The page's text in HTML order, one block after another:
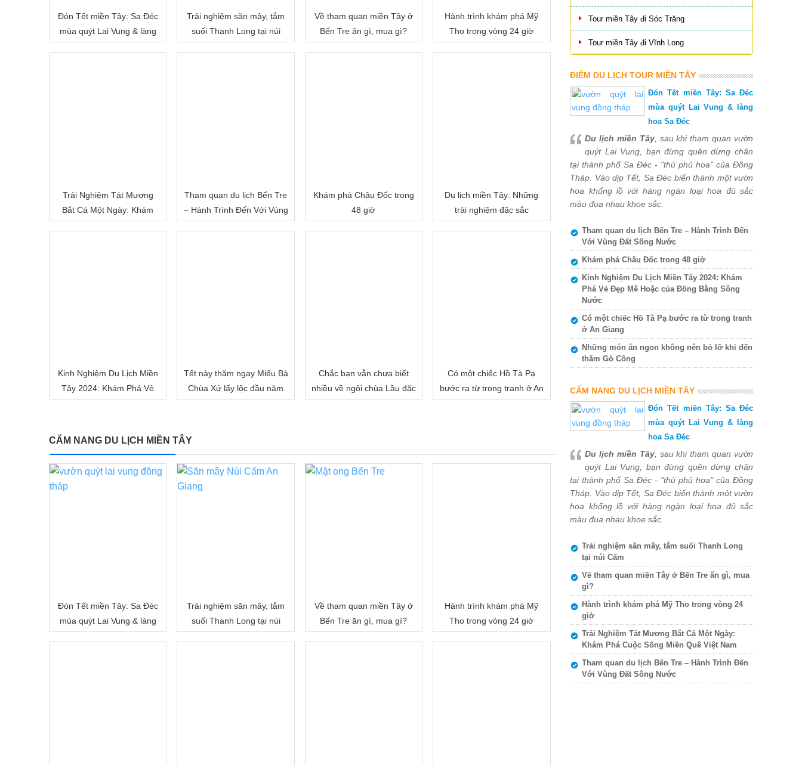
Đón Tết miền Tây: Sa Đéc
mùa quýt Lai Vung & làng
Trải nghiệm săn mây, tắm
suối Thanh Long tại núi
Về tham quan miền Tây ở
Bến Tre ăn gì, mua gì?
Hành trình khám phá Mỹ
Tho trong vòng 24 giờ
Trải Nghiệm Tát Mương
Bắt Cá Một Ngày: Khám
Tham quan du lịch Bến Tre
– Hành Trình Đến Với Vùng
Khám phá Châu Đốc trong
48 giờ
Du lịch miền Tây: Những
trải nghiệm đặc sắc
Kinh Nghiệm Du Lịch Miền
Tây 2024: Khám Phá Vẻ
Tết này thăm ngay Miếu Bà
Chùa Xứ lấy lộc đầu năm
Chắc bạn vẫn chưa biết
nhiều về ngôi chùa Lầu đặc
Có một chiếc Hồ Tà Pạ
bước ra từ trong tranh ở An
CẨM NANG DU LỊCH MIỀN TÂY
Đón Tết miền Tây: Sa Đéc
mùa quýt Lai Vung & làng
Trải nghiệm săn mây, tắm
suối Thanh Long tại núi
Về tham quan miền Tây ở
Bến Tre ăn gì, mua gì?
Hành trình khám phá Mỹ
Tho trong vòng 24 giờ
Tour miền Tây đi Sóc Trăng
Tour miền Tây đi Vĩnh Long
ĐIỂM DU LỊCH TOUR MIỀN TÂY
Đón Tết miền Tây: Sa Đéc
mùa quýt Lai Vung & làng
hoa Sa Đéc
Du lịch miền Tây, sau khi tham quan vườn
quýt Lai Vung, bạn đừng quên dừng chân
tại thành phố Sa Đéc - "thủ phủ hoa" của Đồng
Tháp. Vào dịp Tết, Sa Đéc biến thành một vườn
hoa khổng lồ với hàng ngàn loại hoa đủ sắc
màu đua nhau khoe sắc.
Tham quan du lịch Bến Tre – Hành Trình Đến
Với Vùng Đất Sông Nước
Khám phá Châu Đốc trong 48 giờ
Kinh Nghiệm Du Lịch Miền Tây 2024: Khám
Phá Vẻ Đẹp Mê Hoặc của Đồng Bằng Sông
Nước
Có một chiếc Hồ Tà Pạ bước ra từ trong tranh
ở An Giang
Những món ăn ngon không nên bỏ lỡ khi đến
thăm Gò Công
CẨM NANG DU LỊCH MIỀN TÂY
Đón Tết miền Tây: Sa Đéc
mùa quýt Lai Vung & làng
hoa Sa Đéc
Du lịch miền Tây, sau khi tham quan vườn
quýt Lai Vung, bạn đừng quên dừng chân
tại thành phố Sa Đéc - "thủ phủ hoa" của Đồng
Tháp. Vào dịp Tết, Sa Đéc biến thành một vườn
hoa khổng lồ với hàng ngàn loại hoa đủ sắc
màu đua nhau khoe sắc.
Trải nghiệm săn mây, tắm suối Thanh Long
tại núi Cấm
Về tham quan miền Tây ở Bến Tre ăn gì, mua
gì?
Hành trình khám phá Mỹ Tho trong vòng 24
giờ
Trải Nghiệm Tát Mương Bắt Cá Một Ngày:
Khám Phá Cuộc Sống Miền Quê Việt Nam
Tham quan du lịch Bến Tre – Hành Trình Đến
Với Vùng Đất Sông Nước